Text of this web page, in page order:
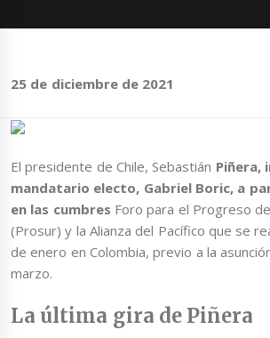
25 de diciembre de 2021
El presidente de Chile, Sebastián Piñera,
mandatario electo, Gabriel Boric, a
en las cumbres Foro para el Progreso
(Prosur) y la Alianza del Pacífico que se
de enero en Colombia, previo a la
marzo.
La última gira de Piñera